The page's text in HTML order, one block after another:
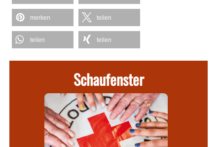
merken teilen
teilen teilen
Schaufenster